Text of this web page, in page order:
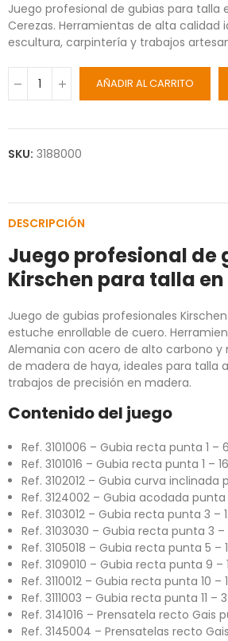
Juego profesional de gubias para talla
Cerezas. Herramientas de alta calidad
escultura, carpintería y trabajos
AÑADIR AL CARRITO
SKU: 3188000
DESCRIPCIÓN
Juego profesional de
Kirschen para talla
Juego de gubias profesionales
estuche enrollable de cuero.
Alemania con acero de alto carbono y
de madera de haya, ideales para talla
trabajos de precisión en madera.
Contenido del juego
Ref. 3101006 – Gubia recta punta 1 –
Ref. 3101016 – Gubia recta punta 1 –
Ref. 3102012 – Gubia curva inclinada
Ref. 3124002 – Gubia acodada
Ref. 3103012 – Gubia recta punta 3 –
Ref. 3103030 – Gubia recta punta 3
Ref. 3105018 – Gubia recta punta 5 –
Ref. 3109010 – Gubia recta punta 9 –
Ref. 3110012 – Gubia recta punta 10 –
Ref. 3111003 – Gubia recta punta 11 –
Ref. 3141016 – Prensatela recto Gais
Ref. 3145004 – Prensatelas recto